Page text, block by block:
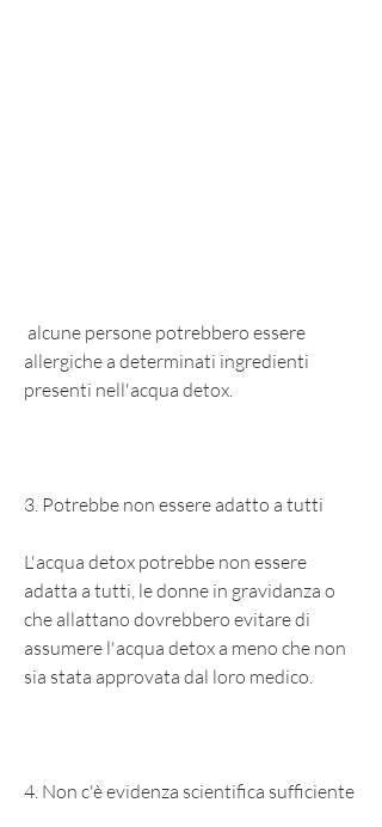
allergiche a determinati ingredienti
presenti nell'acqua detox.
3. Potrebbe non essere adatto a tutti
L'acqua detox potrebbe non essere
adatta a tutti, le donne in gravidanza o
che allattano dovrebbero evitare di
assumere l'acqua detox a meno che non
sia stata approvata dal loro medico.
4. Non c'è evidenza scientifica sufficiente